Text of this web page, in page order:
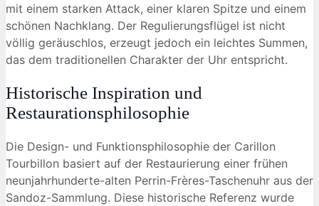
mit einem starken Attack, einer klaren Spitze und einem
schönen Nachklang. Der Regulierungsflügel ist nicht
völlig geräuschlos, erzeugt jedoch ein leichtes Summen,
das dem traditionellen Charakter der Uhr entspricht.
Historische Inspiration und
Restaurationsphilosophie
Die Design- und Funktionsphilosophie der Carillon
Tourbillon basiert auf der Restaurierung einer frühen
neunjahrhunderte-alten Perrin-Frères-Taschenuhr aus der
Sandoz-Sammlung. Diese historische Referenz wurde